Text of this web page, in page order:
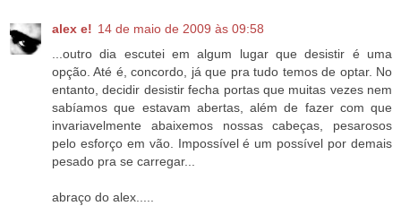
alex e! 14 de maio de 2009 às 09:58
...outro dia escutei em algum lugar que desistir é uma
opção. Até é, concordo, já que pra tudo temos de optar. No
entanto, decidir desistir fecha portas que muitas vezes nem
sabíamos que estavam abertas, além de fazer com que
invariavelmente abaixemos nossas cabeças, pesarosos
pelo esforço em vão. Impossível é um possível por demais
pesado pra se carregar...
abraço do alex.....